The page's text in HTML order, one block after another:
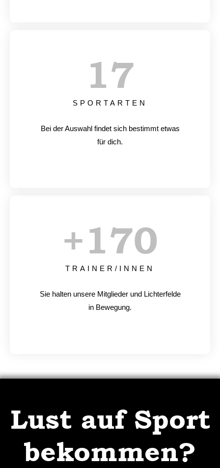
SPORTARTEN
17
Bei der Auswahl findet sich bestimmt etwas
für dich.
TRAINER/INNEN
+170
Sie halten unsere Mitglieder und Lichterfelde
in Bewegung.
Lust auf Sport
bekommen?